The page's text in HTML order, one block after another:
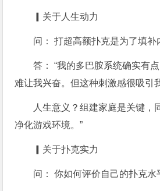
▎关于人生动力
问： 打超高额扑克是为了填补
答： “我的多巴胺系统确实有
难让我兴奋。但这种刺激感很吸引
人生意义？组建家庭是关键，
净化游戏环境。”
▎关于扑克实力
问： 你如何评价自己的扑克水